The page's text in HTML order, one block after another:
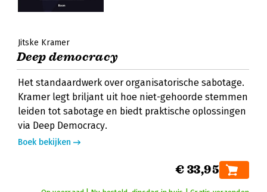
Jitske Kramer
Deep democracy
Het standaardwerk over organisatorische sabotage.
Kramer legt briljant uit hoe niet-gehoorde stemmen
leiden tot sabotage en biedt praktische oplossingen
via Deep Democracy.
Boek bekijken
€ 33,95